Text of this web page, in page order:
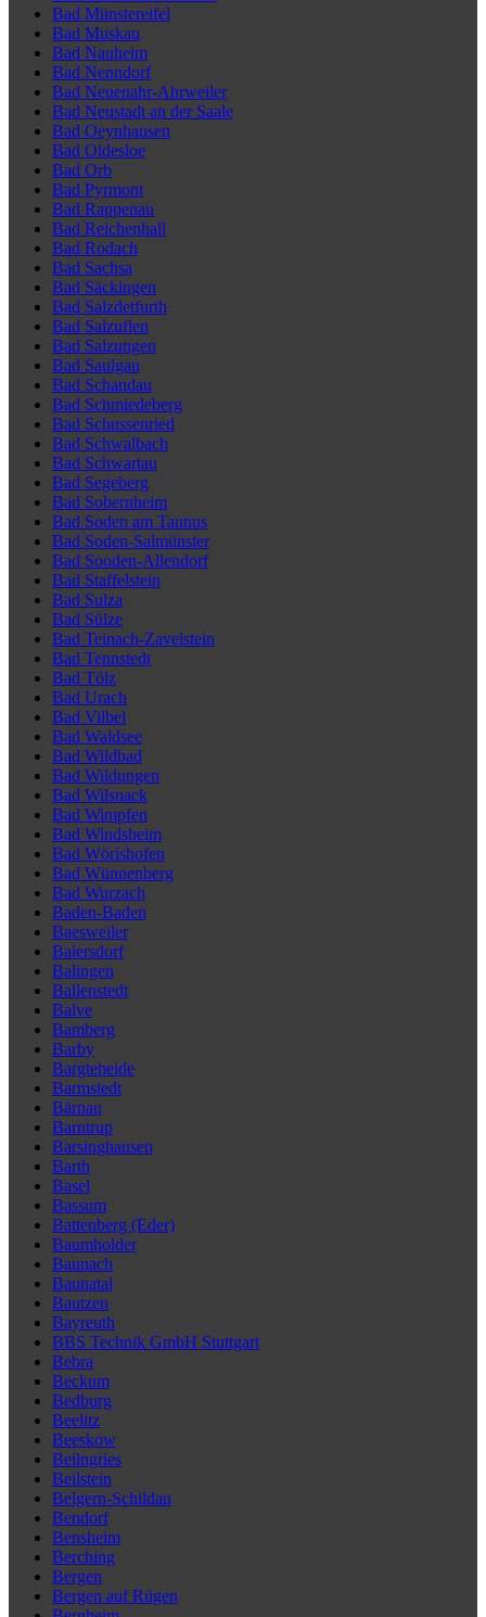
Bad Münstereifel
Bad Muskau
Bad Nauheim
Bad Nenndorf
Bad Neuenahr-Ahrweiler
Bad Neustadt an der Saale
Bad Oeynhausen
Bad Oldesloe
Bad Orb
Bad Pyrmont
Bad Rappenau
Bad Reichenhall
Bad Rodach
Bad Sachsa
Bad Säckingen
Bad Salzdetfurth
Bad Salzuflen
Bad Salzungen
Bad Saulgau
Bad Schandau
Bad Schmiedeberg
Bad Schussenried
Bad Schwalbach
Bad Schwartau
Bad Segeberg
Bad Sobernheim
Bad Soden am Taunus
Bad Soden-Salmünster
Bad Sooden-Allendorf
Bad Staffelstein
Bad Sulza
Bad Sülze
Bad Teinach-Zavelstein
Bad Tennstedt
Bad Tölz
Bad Urach
Bad Vilbel
Bad Waldsee
Bad Wildbad
Bad Wildungen
Bad Wilsnack
Bad Wimpfen
Bad Windsheim
Bad Wörishofen
Bad Wünnenberg
Bad Wurzach
Baden-Baden
Baesweiler
Baiersdorf
Balingen
Ballenstedt
Balve
Bamberg
Barby
Bargteheide
Barmstedt
Bärnau
Barntrup
Barsinghausen
Barth
Basel
Bassum
Battenberg (Eder)
Baumholder
Baunach
Baunatal
Bautzen
Bayreuth
BBS Technik GmbH Stuttgart
Bebra
Beckum
Bedburg
Beelitz
Beeskow
Beilngries
Beilstein
Belgern-Schildau
Bendorf
Bensheim
Berching
Bergen
Bergen auf Rügen